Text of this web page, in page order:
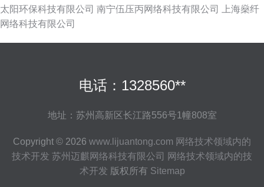
太阳环保科技有限公司 南宁伍压丙网络科技有限公司
上海燊纤
网络科技有限公司
电话：1328560**
地址：苏州高新区长江路556号1幢808室
Copyright © 2026 www.lijuantong.com 网络技术领域内的
技术开发 苏州迈麒网络科技有限公司
网络技术领域内的技
术开发 版权所有 Sitemap